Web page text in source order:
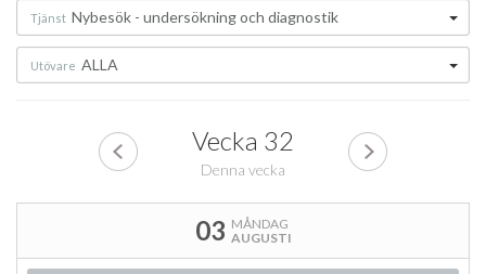
Tjänst Nybesök - undersökning och diagnostik
Utövare ALLA
Vecka 32
Denna vecka
03 MÅNDAG
AUGUSTI